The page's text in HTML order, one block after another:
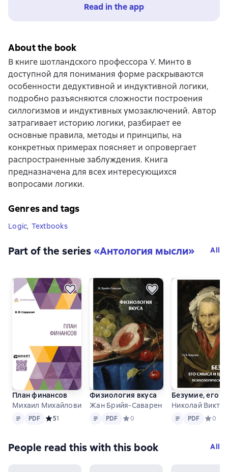
Read in the app
About the book
В книге шотландского профессора У. Минто в
доступной для понимания форме раскрываются
особенности дедуктивной и индуктивной логики,
подробно разъясняются сложности построения
силлогизмов и индуктивных умозаключений. Автор
затрагивает историю логики, разбирает ее
основные правила, методы и принципы, на
конкретных примерах поясняет и опровергает
распространенные заблуждения. Книга
предназначена для всех интересующихся
вопросами логики.
Genres and tags
Logic, Textbooks
Part of the series«Антология мысли» All
План финансов
Михаил Михайлович Сперанский
Text PDF
PDF Средний рейтинг 5 на основе 1 оценок
51
Физиология вкуса
Жан Брийя-Саварен
Text PDF
PDF Средний рейтинг 0 на основе 0
0
Безумие, его
Николай
Text PDF
PDF 0
People read this with this book All